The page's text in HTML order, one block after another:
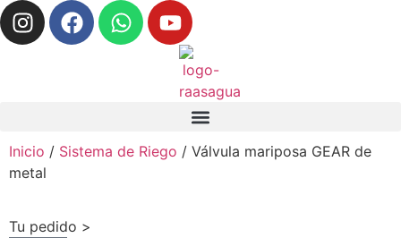
Inicio / Sistema de Riego / Válvula mariposa GEAR de
metal
Tu pedido >